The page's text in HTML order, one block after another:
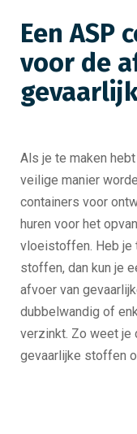
Een ASP
voor de
Als je te maken
veilige manier
containers voor
huren voor het
vloeistoffen. Heb je
stoffen, dan kun je
afvoer van
dubbelwandig of
verzinkt. Zo weet je
gevaarlijke stoffen